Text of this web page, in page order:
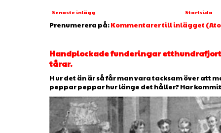
Senaste inlägg Startsida
Prenumerera på:Kommentarer till inlägget
Handplockade funderingar
tårar.
H ur det än är så får man vara tacksam över att
peppar peppar hur länge det håller? Har